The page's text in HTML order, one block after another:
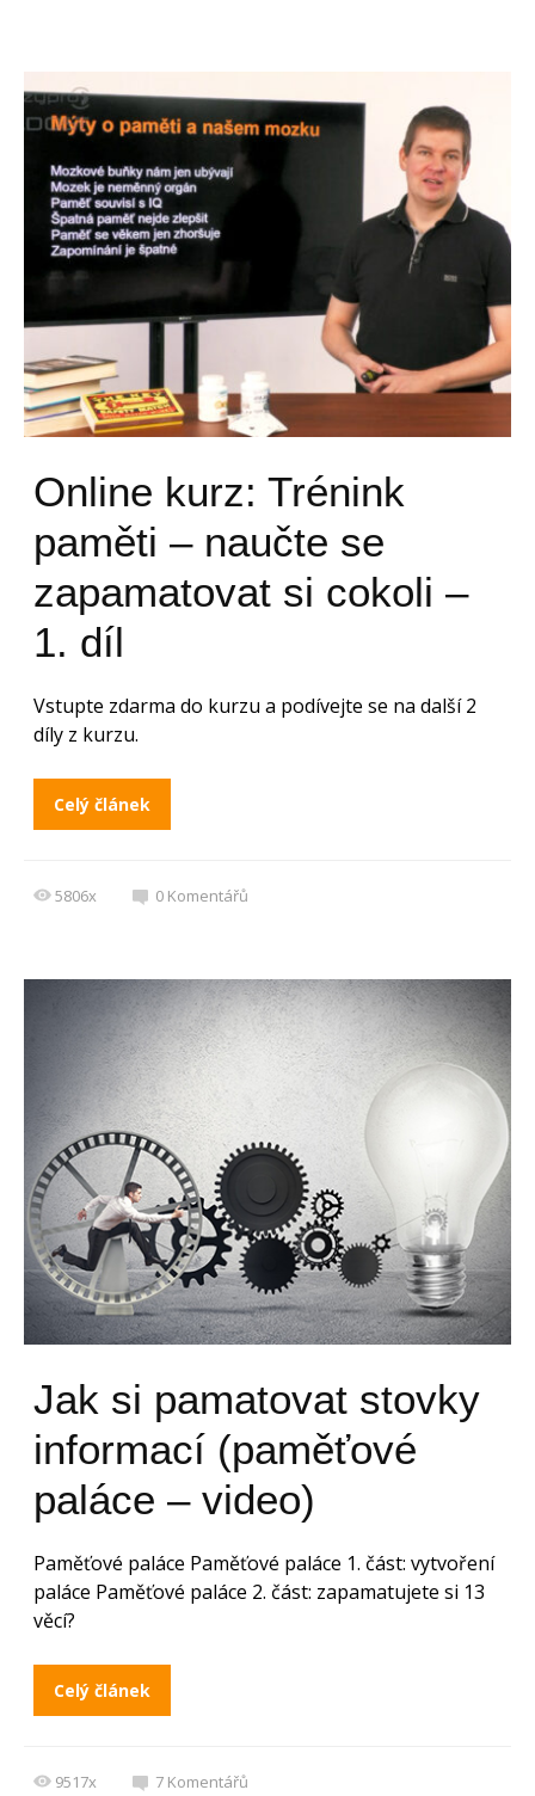
Online kurz: Trénink
paměti – naučte se
zapamatovat si cokoli –
1. díl
Vstupte zdarma do kurzu a podívejte se na další 2
díly z kurzu.
Celý článek
5806x 0 Komentářů
Jak si pamatovat stovky
informací (paměťové
paláce – video)
Paměťové paláce Paměťové paláce 1. část: vytvoření
paláce Paměťové paláce 2. část: zapamatujete si 13
věcí?
Celý článek
9517x 7 Komentářů